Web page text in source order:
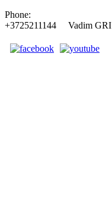
Phone:
+3725211144 Vadim GRI